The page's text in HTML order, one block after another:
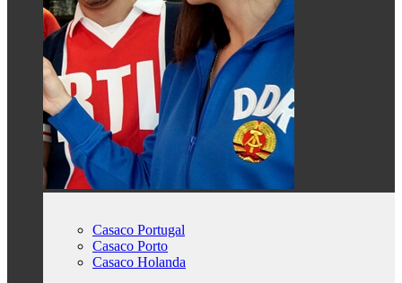
Casaco Portugal
Casaco Porto
Casaco Holanda